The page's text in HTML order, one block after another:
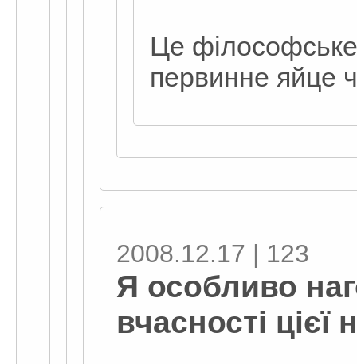
Це
первинне яйце
2008.12.17 | 123
Я особливо
вчасності цієї